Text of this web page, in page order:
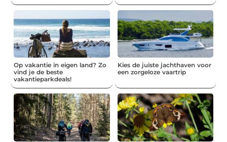
Op vakantie in eigen land? Zo
vind je de beste
vakantieparkdeals!
Kies de juiste jachthaven voor
een zorgeloze vaartrip